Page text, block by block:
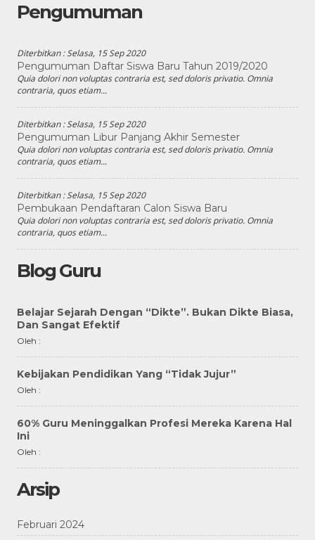
Pengumuman
Diterbitkan :Selasa, 15 Sep 2020
Pengumuman Daftar Siswa Baru Tahun 2019/2020
Quia dolori non voluptas contraria est, sed doloris privatio. Omnia
contraria, quos etiam...
Diterbitkan :Selasa, 15 Sep 2020
Pengumuman Libur Panjang Akhir Semester
Quia dolori non voluptas contraria est, sed doloris privatio. Omnia
contraria, quos etiam...
Diterbitkan :Selasa, 15 Sep 2020
Pembukaan Pendaftaran Calon Siswa Baru
Quia dolori non voluptas contraria est, sed doloris privatio. Omnia
contraria, quos etiam...
Blog Guru
Belajar Sejarah Dengan “Dikte”. Bukan Dikte Biasa,
Dan Sangat Efektif
Oleh :
Kebijakan Pendidikan Yang “Tidak Jujur”
Oleh :
60% Guru Meninggalkan Profesi Mereka Karena Hal
Ini
Oleh :
Arsip
Februari 2024